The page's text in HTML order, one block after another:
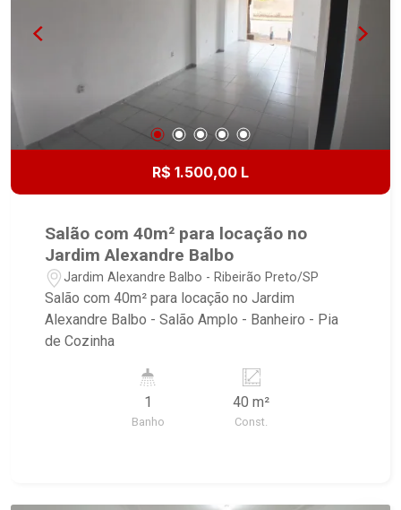
R$ 1.500,00 L
Salão com 40m² para locação no
Jardim Alexandre Balbo
Jardim Alexandre Balbo - Ribeirão Preto/SP
Salão com 40m² para locação no Jardim
Alexandre Balbo - Salão Amplo - Banheiro - Pia
de Cozinha
1
Banho
40 m²
Const.